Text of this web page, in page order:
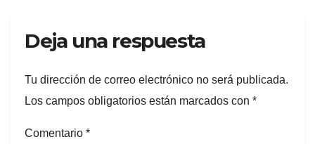
Deja una respuesta
Tu dirección de correo electrónico no será publicada.
Los campos obligatorios están marcados con *
Comentario *